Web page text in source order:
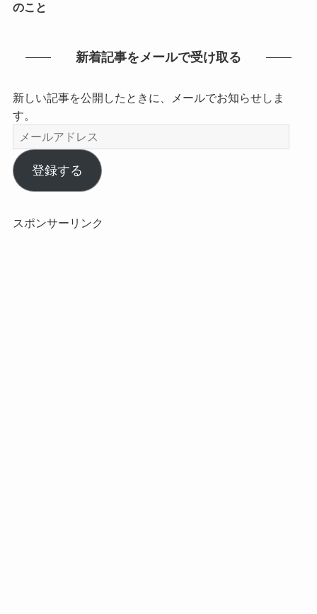
のこと
新着記事をメールで受け取る
新しい記事を公開したときに、メールでお知らせしま
す。
メ
ー
ル
ア
レ
登録する
スポンサーリンク